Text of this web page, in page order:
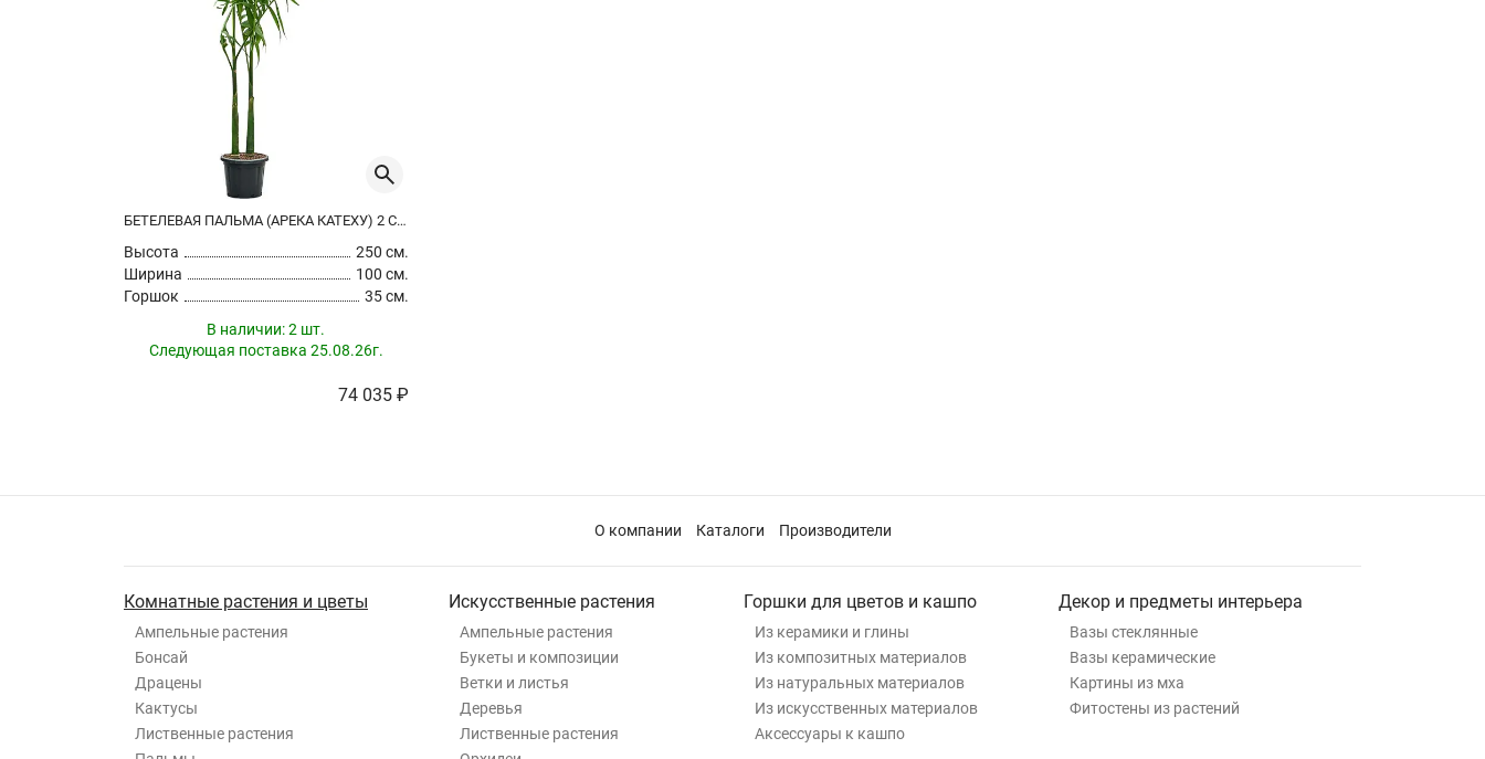
БЕТЕЛЕВАЯ ПАЛЬМА (АРЕКА КАТЕХУ) 2 СТВОЛА
Высота
250 см.
Ширина
100 см.
Горшок
35 см.
В наличии:2 шт.
Следующая поставка 25.08.26г.
74 035 ₽
О компании Каталоги Производители
Комнатные растения и цветы
Ампельные растения
Бонсай
Драцены
Кактусы
Лиственные растения
Искусственные растения
Ампельные растения
Букеты и композиции
Ветки и листья
Деревья
Лиственные растения
Горшки для цветов и кашпо
Из керамики и глины
Из композитных материалов
Из натуральных материалов
Из искусственных материалов
Аксессуары к кашпо
Декор и предметы интерьера
Вазы стеклянные
Вазы керамические
Картины из мха
Фитостены из растений